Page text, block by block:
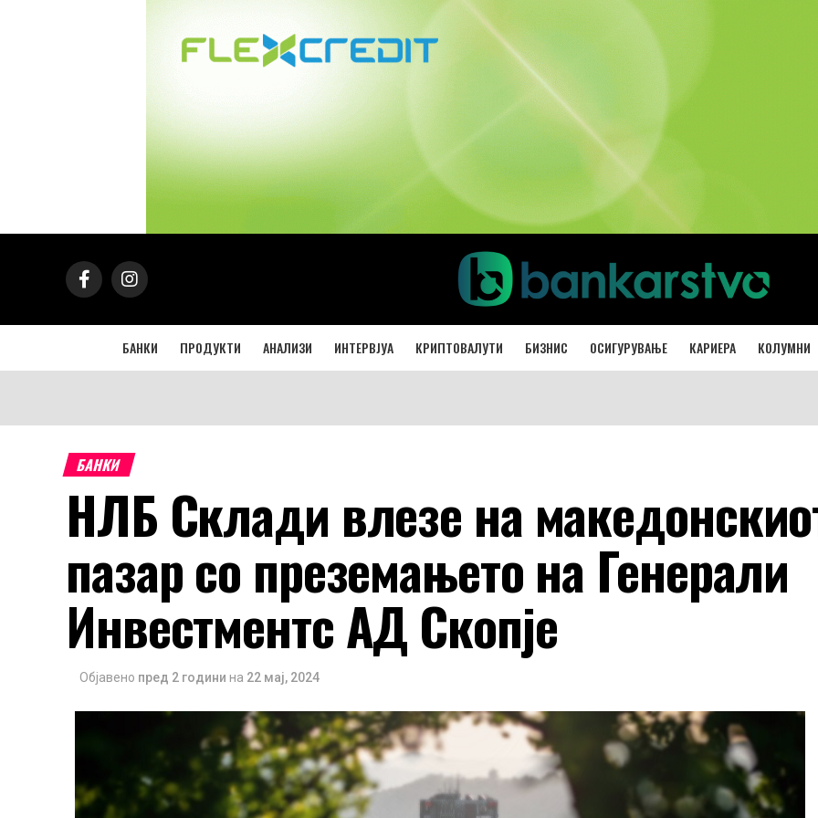
БАНКИ ПРОДУКТИ АНАЛИЗИ ИНТЕРВЈУА КРИПТОВАЛУТИ БИЗНИС ОСИГУРУВАЊЕ КАРИЕРА КОЛУМНИ
БАНКИ
НЛБ Склади влезе на
пазар со преземањето на Генерали
Инвестментс АД Скопје
Објавено пред 2 години на 22 мај, 2024